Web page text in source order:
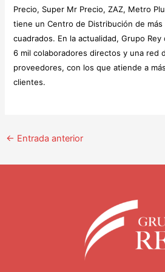
Precio, Super Mr Precio, ZAZ, Metro
tiene un Centro de Distribución de más
cuadrados. En la actualidad, Grupo
6 mil colaboradores directos y una red
proveedores, con los que atiende a
clientes.
← Entrada anterior